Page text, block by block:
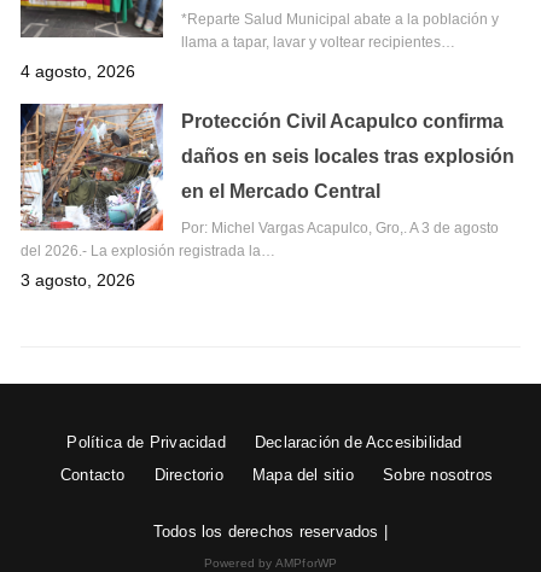
*Reparte Salud Municipal abate a la población y
llama a tapar, lavar y voltear recipientes…
4 agosto, 2026
Protección Civil Acapulco confirma
daños en seis locales tras explosión
en el Mercado Central
Por: Michel Vargas Acapulco, Gro,. A 3 de agosto
del 2026.- La explosión registrada la…
3 agosto, 2026
Política de Privacidad
Declaración de Accesibilidad
Contacto
Directorio Mapa del sitio Sobre nosotros
Todos los derechos reservados |
Powered by AMPforWP